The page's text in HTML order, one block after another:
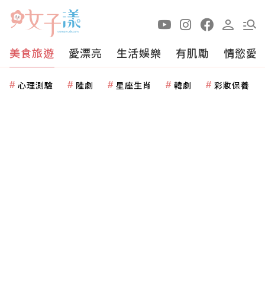
美食旅遊 愛漂亮 生活娛樂 有肌勵 情慾愛
心理測驗 陸劇 星座生肖 韓劇 彩妝保養